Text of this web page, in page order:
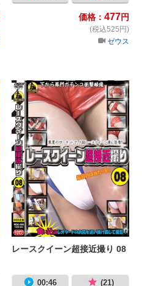
価格： 477円
(税込525円)
ゼウス
キャンギャルお姉さん尻肉ハミマレ
レースクイーン超接近撮り 08
00:46 (21)